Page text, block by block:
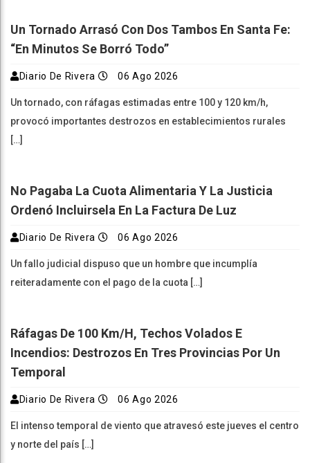
Un Tornado Arrasó Con Dos Tambos En Santa Fe:
“En Minutos Se Borró Todo”
Diario De Rivera 06 Ago 2026
Un tornado, con ráfagas estimadas entre 100 y 120 km/h,
provocó importantes destrozos en establecimientos rurales
[…]
No Pagaba La Cuota Alimentaria Y La Justicia
Ordenó Incluirsela En La Factura De Luz
Diario De Rivera 06 Ago 2026
Un fallo judicial dispuso que un hombre que incumplía
reiteradamente con el pago de la cuota […]
Ráfagas De 100 Km/h, Techos Volados E
Incendios: Destrozos En Tres Provincias Por Un
Temporal
Diario De Rivera 06 Ago 2026
El intenso temporal de viento que atravesó este jueves el centro
y norte del país […]